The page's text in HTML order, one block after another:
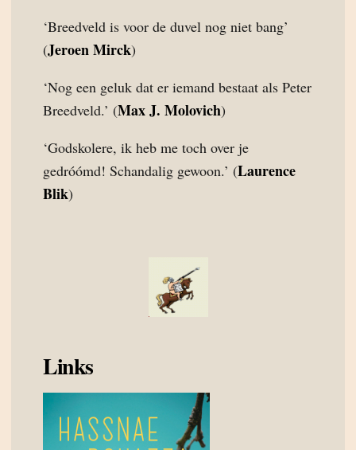
‘Breedveld is voor de duvel nog niet bang’
(Jeroen Mirck)
‘Nog een geluk dat er iemand bestaat als Peter
Breedveld.’ (Max J. Molovich)
‘Godskolere, ik heb me toch over je
gedróómd! Schandalig gewoon.’ (Laurence
Blik)
Links